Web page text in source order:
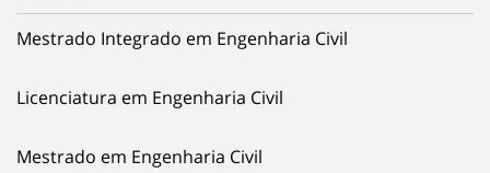
Mestrado Integrado em Engenharia Civil
Licenciatura em Engenharia Civil
Mestrado em Engenharia Civil